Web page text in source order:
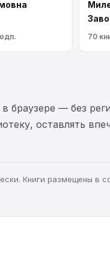
70
браузере — без
оставлять
Книги размещены в